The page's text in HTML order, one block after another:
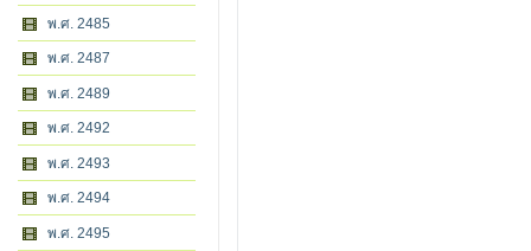
พ.ศ. 2485
พ.ศ. 2487
พ.ศ. 2489
พ.ศ. 2492
พ.ศ. 2493
พ.ศ. 2494
พ.ศ. 2495